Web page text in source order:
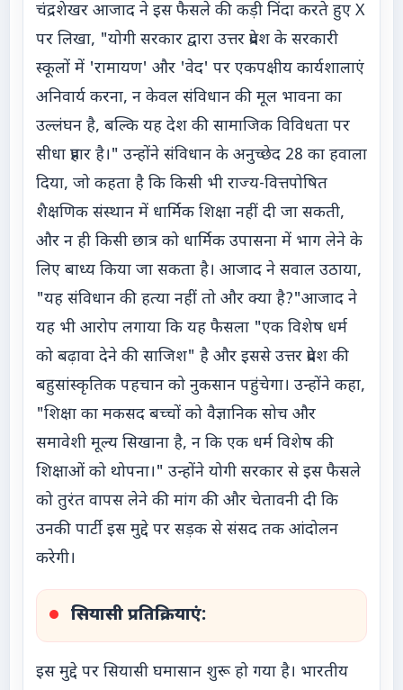
चंद्रशेखर आजाद ने इस फैसले की कड़ी निंदा करते हुए X
पर लिखा, "योगी सरकार द्वारा उत्तर प्रदेश के सरकारी
स्कूलों में 'रामायण' और 'वेद' पर एकपक्षीय कार्यशालाएं
अनिवार्य करना, न केवल संविधान की मूल भावना का
उल्लंघन है, बल्कि यह देश की सामाजिक विविधता पर
सीधा प्रहार है।" उन्होंने संविधान के अनुच्छेद 28 का हवाला
दिया, जो कहता है कि किसी भी राज्य-वित्तपोषित
शैक्षणिक संस्थान में धार्मिक शिक्षा नहीं दी जा सकती,
और न ही किसी छात्र को धार्मिक उपासना में भाग लेने के
लिए बाध्य किया जा सकता है। आजाद ने सवाल उठाया,
"यह संविधान की हत्या नहीं तो और क्या है?"आजाद ने
यह भी आरोप लगाया कि यह फैसला "एक विशेष धर्म
को बढ़ावा देने की साजिश" है और इससे उत्तर प्रदेश की
बहुसांस्कृतिक पहचान को नुकसान पहुंचेगा। उन्होंने कहा,
"शिक्षा का मकसद बच्चों को वैज्ञानिक सोच और
समावेशी मूल्य सिखाना है, न कि एक धर्म विशेष की
शिक्षाओं को थोपना।" उन्होंने योगी सरकार से इस फैसले
को तुरंत वापस लेने की मांग की और चेतावनी दी कि
उनकी पार्टी इस मुद्दे पर सड़क से संसद तक आंदोलन
करेगी।
सियासी प्रतिक्रियाएं:
इस मुद्दे पर सियासी घमासान शुरू हो गया है। भारतीय